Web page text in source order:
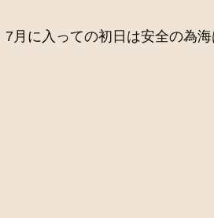
7月に入っての初日は安全の為